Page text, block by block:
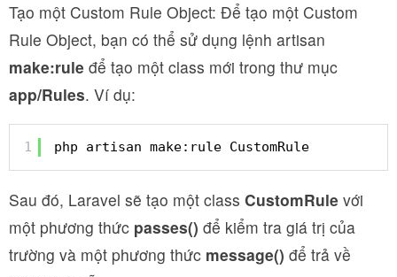
Tạo một Custom Rule Object: Để tạo một Custom
Rule Object, bạn có thể sử dụng lệnh artisan
make:rule để tạo một class mới trong thư mục
app/Rules. Ví dụ:
1 php artisan make:rule CustomRule
Sau đó, Laravel sẽ tạo một class CustomRule với
một phương thức passes() để kiểm tra giá trị của
trường và một phương thức message() để trả về